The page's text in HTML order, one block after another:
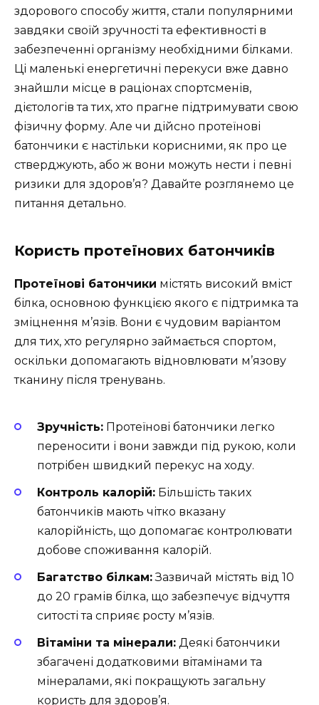
здорового способу життя, стали популярними
завдяки своїй зручності та ефективності в
забезпеченні організму необхідними білками.
Ці маленькі енергетичні перекуси вже давно
знайшли місце в раціонах спортсменів,
дієтологів та тих, хто прагне підтримувати свою
фізичну форму. Але чи дійсно протеїнові
батончики є настільки корисними, як про це
стверджують, або ж вони можуть нести і певні
ризики для здоров’я? Давайте розглянемо це
питання детально.
Користь протеїнових батончиків
Протеїнові батончики містять високий вміст
білка, основною функцією якого є підтримка та
зміцнення м’язів. Вони є чудовим варіантом
для тих, хто регулярно займається спортом,
оскільки допомагають відновлювати м’язову
тканину після тренувань.
Зручність: Протеїнові батончики легко
переносити і вони завжди під рукою, коли
потрібен швидкий перекус на ходу.
Контроль калорій: Більшість таких
батончиків мають чітко вказану
калорійність, що допомагає контролювати
добове споживання калорій.
Багатство білкам:Зазвичай містять від 10
до 20 грамів білка, що забезпечує відчуття
ситості та сприяє росту м’язів.
Вітаміни та мінерали: Деякі батончики
збагачені додатковими вітамінами та
мінералами, які покращують загальну
користь для здоров’я.